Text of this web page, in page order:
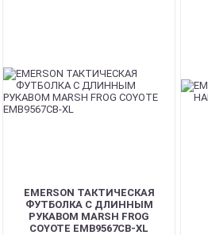
EMERSON ТАКТИЧЕСКАЯ
ФУТБОЛКА С ДЛИННЫМ
РУКАВОМ MARSH FROG
COYOTE EMB9567CB-XL